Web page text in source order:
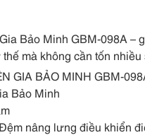
Bảo Minh GBM-098A
mà không cần tốn nhiều
GIA BẢO MINH GBM-
Bảo Minh
nâng lưng điều khiển